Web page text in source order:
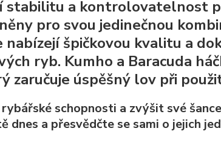
stabilitu a kontrolovatelnost
pro svou jedinečnou
nabízejí špičkovou kvalitu a
ryb. Kumho a Baracuda
zaručuje úspěšný lov při
schopnosti a zvýšit své
dnes a přesvědčte se sami o jejich